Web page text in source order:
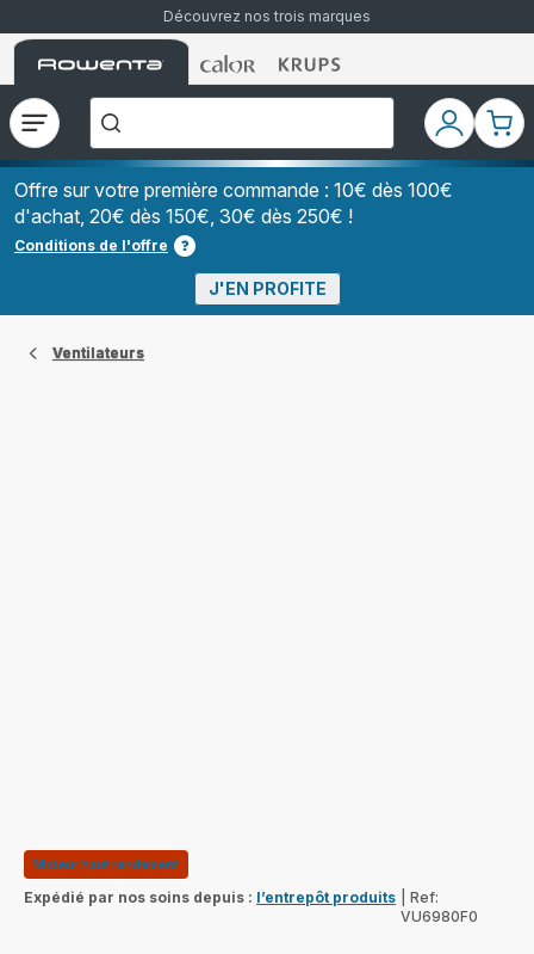
Découvrez nos trois marques
Accueil
Rowenta
Accueil
Rowenta
Accueil
Rowenta
Ouvrir
le
menu
recherchez-
vous
?","Aspirateurs
à
Grains","Centrales
Vapeurs","Sèche
Cheveux"]
Mon
compte
Mon
Offre sur votre première commande : 10€ dès 100€
d'achat, 20€ dès 150€, 30€ dès 250€ !
Conditions de l'offre
J'EN PROFITE
Ventilateurs
Moteur haut rendement
Expédié par nos soins depuis : l’entrepôt produits
Ref:
VU6980F0